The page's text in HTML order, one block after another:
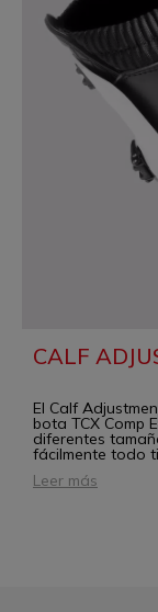
CALF
El Calf
bota TCX Comp
diferentes
fácilmente todo
Leer más